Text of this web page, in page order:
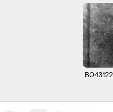
B043122